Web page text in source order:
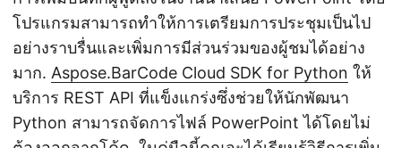
โปรแกรมสามารถทำให้การเตรียมการประชุมเป็นไป
อย่างราบรื่นและเพิ่มการมีส่วนร่วมของผู้ชมได้อย่าง
มาก. Aspose.BarCode Cloud SDK for Python ให้
บริการ REST API ที่แข็งแกร่งซึ่งช่วยให้นักพัฒนา
Python สามารถจัดการไฟล์ PowerPoint ได้โดยไม่